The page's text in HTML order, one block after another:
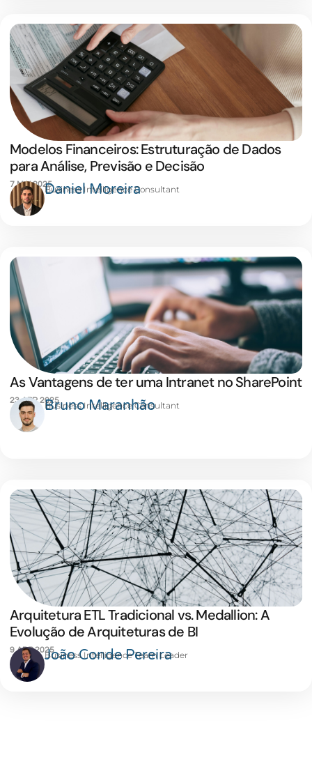
Modelos Financeiros: Estruturação de Dados
para Análise, Previsão e Decisão
7 MAI 2025Daniel Moreira
Business Intelligence Consultant
As Vantagens de ter uma Intranet no SharePoint
23 ABR 2025Bruno Maranhão
Business Intelligence Consultant
Arquitetura ETL Tradicional vs. Medallion: A
Evolução de Arquiteturas de BI
9 ABR 2025João Conde Pereira
Business Intelligence Team Leader